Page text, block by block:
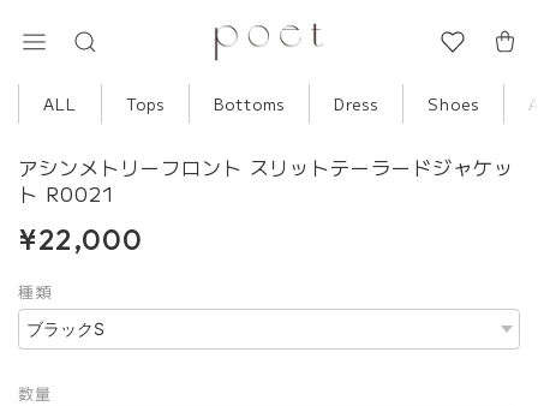
ALL Tops Bottoms Dress Shoes
アシンメトリーフロント スリットテーラードジャケッ
ト R0021
¥22,000
種類
数量